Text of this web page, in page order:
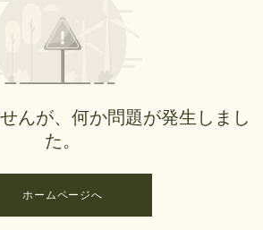
んが、何か問題が発生しまし
た。
ホームページへ